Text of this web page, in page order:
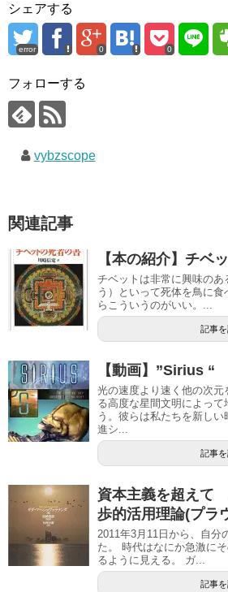
シェアする
error 0 0
フォローする
vybzscope
関連記事
【本の紹介】チベ
チベットは非常に興味の
う）といって死体を鳥に
らこういうのがいい。...
記事
【動画】”Sirius “
光の速度より速く他の次元
る高度な星間文明によっ
う。彼らは私たちを新し
進シ...
記事
資本主義を超え
歩的活用理論(プラ
2011年3月11日から、自分
た。 時代はなにか急激に
るように見える。 ガ...
記事